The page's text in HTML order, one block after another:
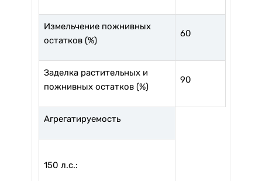
Измельчение пожнивных
остатков (%)
60
Заделка растительных и
пожнивных остатков (%)
90
Агрегатируемость
150 л.с.: